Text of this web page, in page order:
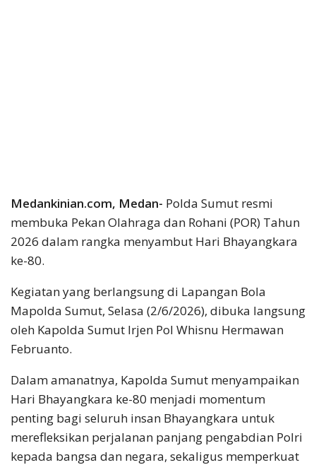
Medankinian.com, Medan- Polda Sumut resmi
membuka Pekan Olahraga dan Rohani (POR) Tahun
2026 dalam rangka menyambut Hari Bhayangkara
ke-80.
Kegiatan yang berlangsung di Lapangan Bola
Mapolda Sumut, Selasa (2/6/2026), dibuka langsung
oleh Kapolda Sumut Irjen Pol Whisnu Hermawan
Februanto.
Dalam amanatnya, Kapolda Sumut menyampaikan
Hari Bhayangkara ke-80 menjadi momentum
penting bagi seluruh insan Bhayangkara untuk
merefleksikan perjalanan panjang pengabdian Polri
kepada bangsa dan negara, sekaligus memperkuat